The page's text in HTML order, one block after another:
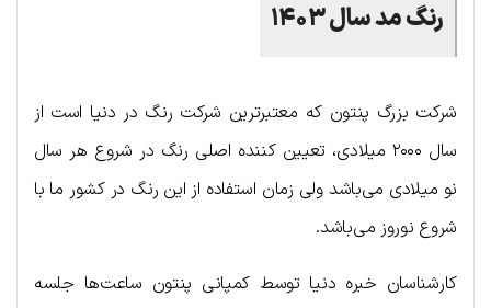
رنگ مد سال ۱۴۰۳
شرکت بزرگ پنتون که معتبرترین شرکت رنگ در دنیا است از
سال ۲۰۰۰ میلادی، تعیین کننده اصلی رنگ در شروع هر سال
نو میلادی می‌باشد ولی زمان استفاده از این رنگ در کشور ما با
شروع نوروز می‌باشد.
کارشناسان خبره دنیا توسط کمپانی پنتون ساعت‌ها جلسه